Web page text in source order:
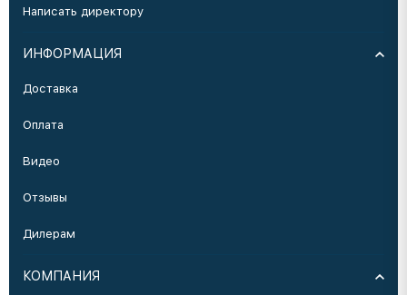
Написать директору
ИНФОРМАЦИЯ
Доставка
Оплата
Видео
Отзывы
Дилерам
КОМПАНИЯ